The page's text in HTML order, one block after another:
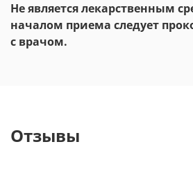
Не является лекарственным
началом приема следует
с врачом.
Отзывы